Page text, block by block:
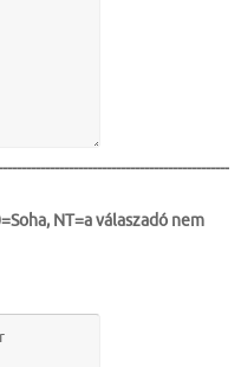
NT=a válaszadó nem